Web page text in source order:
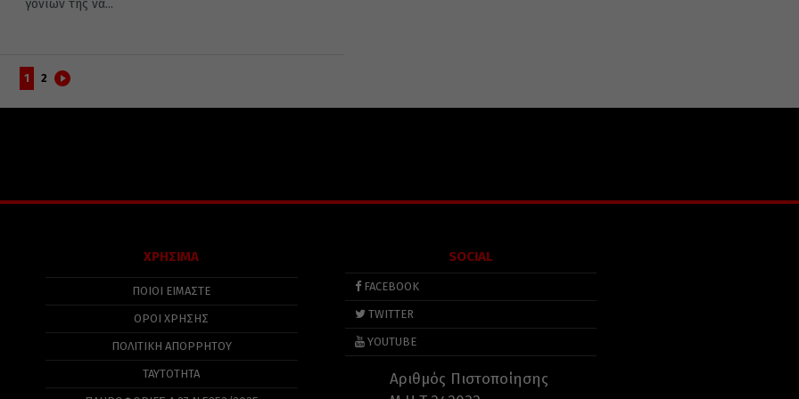
γονιών της να...
1 2
ΧΡΗΣΙΜΑ
ΠΟΙΟΙ ΕΙΜΑΣΤΕ
ΟΡΟΙ ΧΡΗΣΗΣ
ΠΟΛΙΤΙΚΉ ΑΠΟΡΡΉΤΟΥ
ΤΑΥΤΟΤΗΤΑ
SOCIAL
FACEBOOK
TWITTER
YOUTUBE
Αριθμός Πιστοποίησης